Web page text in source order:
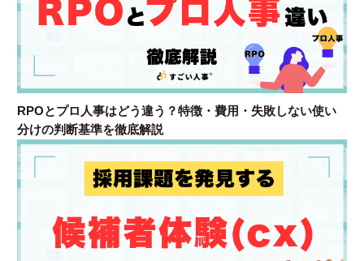
RPOとプロ人事はどう違う？特徴・費用・失敗しない使い
分けの判断基準を徹底解説